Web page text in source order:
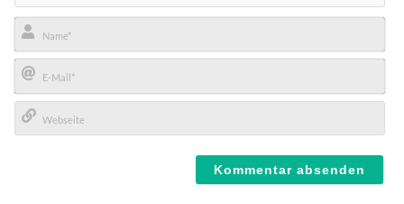
Name*
E-
Mail*